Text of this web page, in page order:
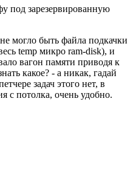
под зарезервированную
могло быть файла подкачки
temp микро ram-disk), и
вагон памяти приводя к
какое? - а никак, гадай
задач этого нет, в
с потолка, очень удобно.